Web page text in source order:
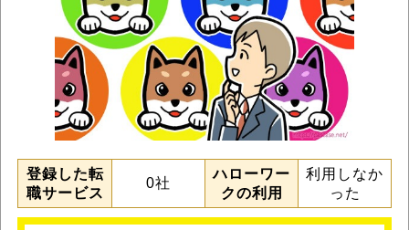
登録した転
職サービス
0社
ハローワー
クの利用
利用しなか
った